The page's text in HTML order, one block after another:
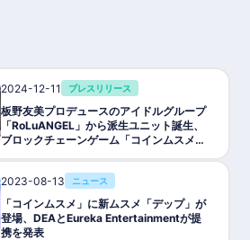
2024-12-11 プレスリリース
板野友美プロデュースのアイドルグループ
「RoLuANGEL」から派生ユニット誕生、
ブロックチェーンゲーム「コインムスメ」
2023-08-13
ニュース
「コインムスメ」に新ムスメ「デップ」が
登場、DEAとEureka Entertainmentが提
携を発表